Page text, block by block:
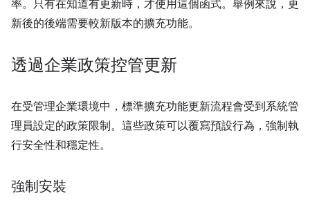
率。只有在知道有更新時，才使用這個函式。舉例來說，更
新後的後端需要較新版本的擴充功能。
透過企業政策控管更新
在受管理企業環境中，標準擴充功能更新流程會受到系統管
理員設定的政策限制。這些政策可以覆寫預設行為，強制執
行安全性和穩定性。
強制安裝